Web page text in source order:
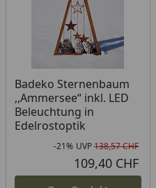
Badeko Sternenbaum
,,Ammersee“ inkl. LED
Beleuchtung in
Edelrostoptik
-21% UVP138,57 CHF
109,40 CHF